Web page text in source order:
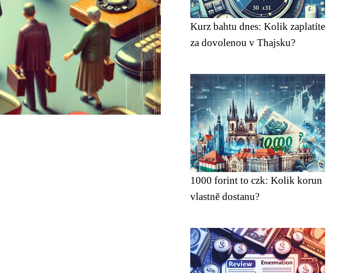
Kurz bahtu dnes: Kolik zaplatíte
za dovolenou v Thajsku?
1000 forint to czk: Kolik korun
vlastně dostanu?